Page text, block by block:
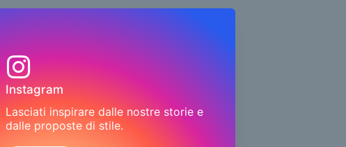
Instagram
Lasciati inspirare dalle nostre storie e
dalle proposte di stile.